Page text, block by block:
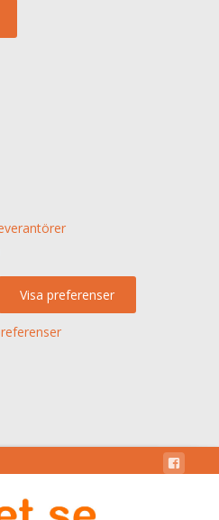
Visa preferenser